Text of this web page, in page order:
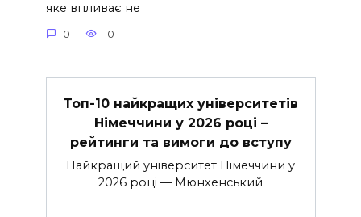
яке впливає не
0 10
Топ-10 найкращих університетів
Німеччини у 2026 році –
рейтинги та вимоги до вступу
Найкращий університет Німеччини у
2026 році — Мюнхенський